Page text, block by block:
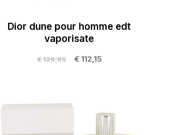
Dior dune pour homme edt
vaporisate
€ 112,15
€ 126,95